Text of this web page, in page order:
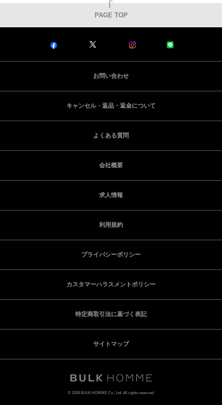
PAGE TOP
お問い合わせ
キャンセル・返品・返金について
よくある質問
会社概要
求人情報
利用規約
プライバシーポリシー
カスタマーハラスメントポリシー
特定商取引法に基づく表記
サイトマップ
© 2026 BULK HOMME Co., Ltd. All rights reserved.